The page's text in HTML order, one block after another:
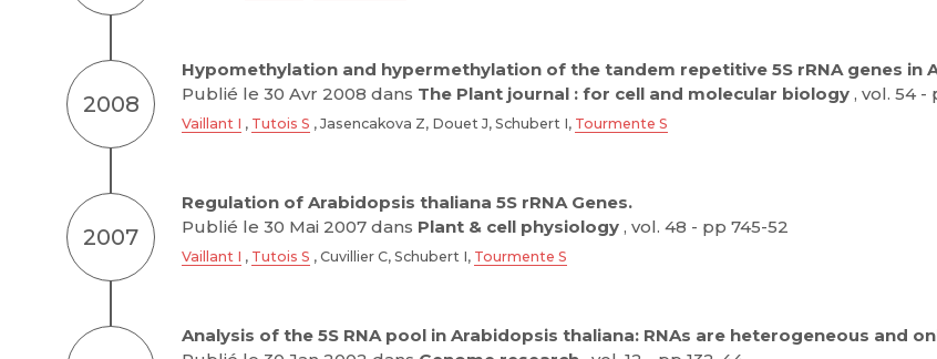
2008
Hypomethylation and hypermethylation of the tandem repetitive 5S rRNA genes in
Publié le 30 Avr 2008 dans The Plant journal : for cell and molecular biology , vol. 54 -
Vaillant I , Tutois S , Jasencakova Z, Douet J, Schubert I, Tourmente S
2007
Regulation of Arabidopsis thaliana 5S rRNA Genes.
Publié le 30 Mai 2007 dans Plant & cell physiology , vol. 48 - pp 745-52
Vaillant I , Tutois S , Cuvillier C, Schubert I, Tourmente S
Analysis of the 5S RNA pool in Arabidopsis thaliana: RNAs are heterogeneous and